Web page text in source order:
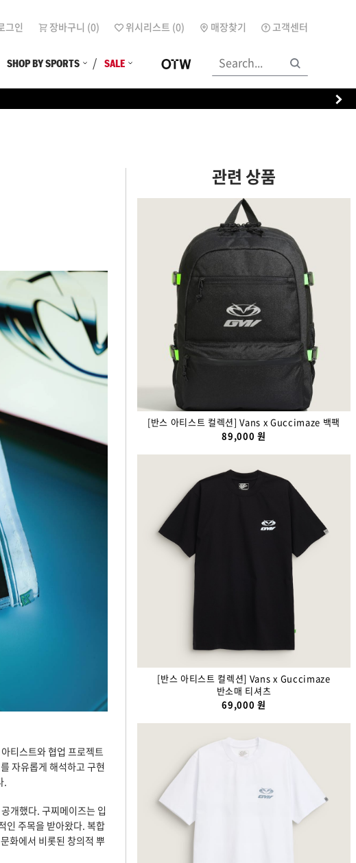
그인 장바구니 (0) 위시리스트 (0) 매장찾기 고객센터
SHOP BY SPORTS SALE
티스트와 협업 프로젝트
자유롭게 해석하고 구현
개했다. 구찌메이즈는 입
인 주목을 받아왔다. 복합
화에서 비롯된 창의적 뿌
관련 상품
[반스 아티스트 컬렉션] Vans x Guccimaze 백팩
89,000 원
[반스 아티스트 컬렉션] Vans x Guccimaze
반소매 티셔츠
69,000 원